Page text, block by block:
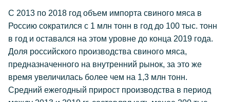
С 2013 по 2018 год объем импорта свиного мяса в
Россию сократился с 1 млн тонн в год до 100 тыс. тонн
в год и оставался на этом уровне до конца 2019 года.
Доля российского производства свиного мяса,
предназначенного на внутренний рынок, за это же
время увеличилась более чем на 1,3 млн тонн.
Средний ежегодный прирост производства в период